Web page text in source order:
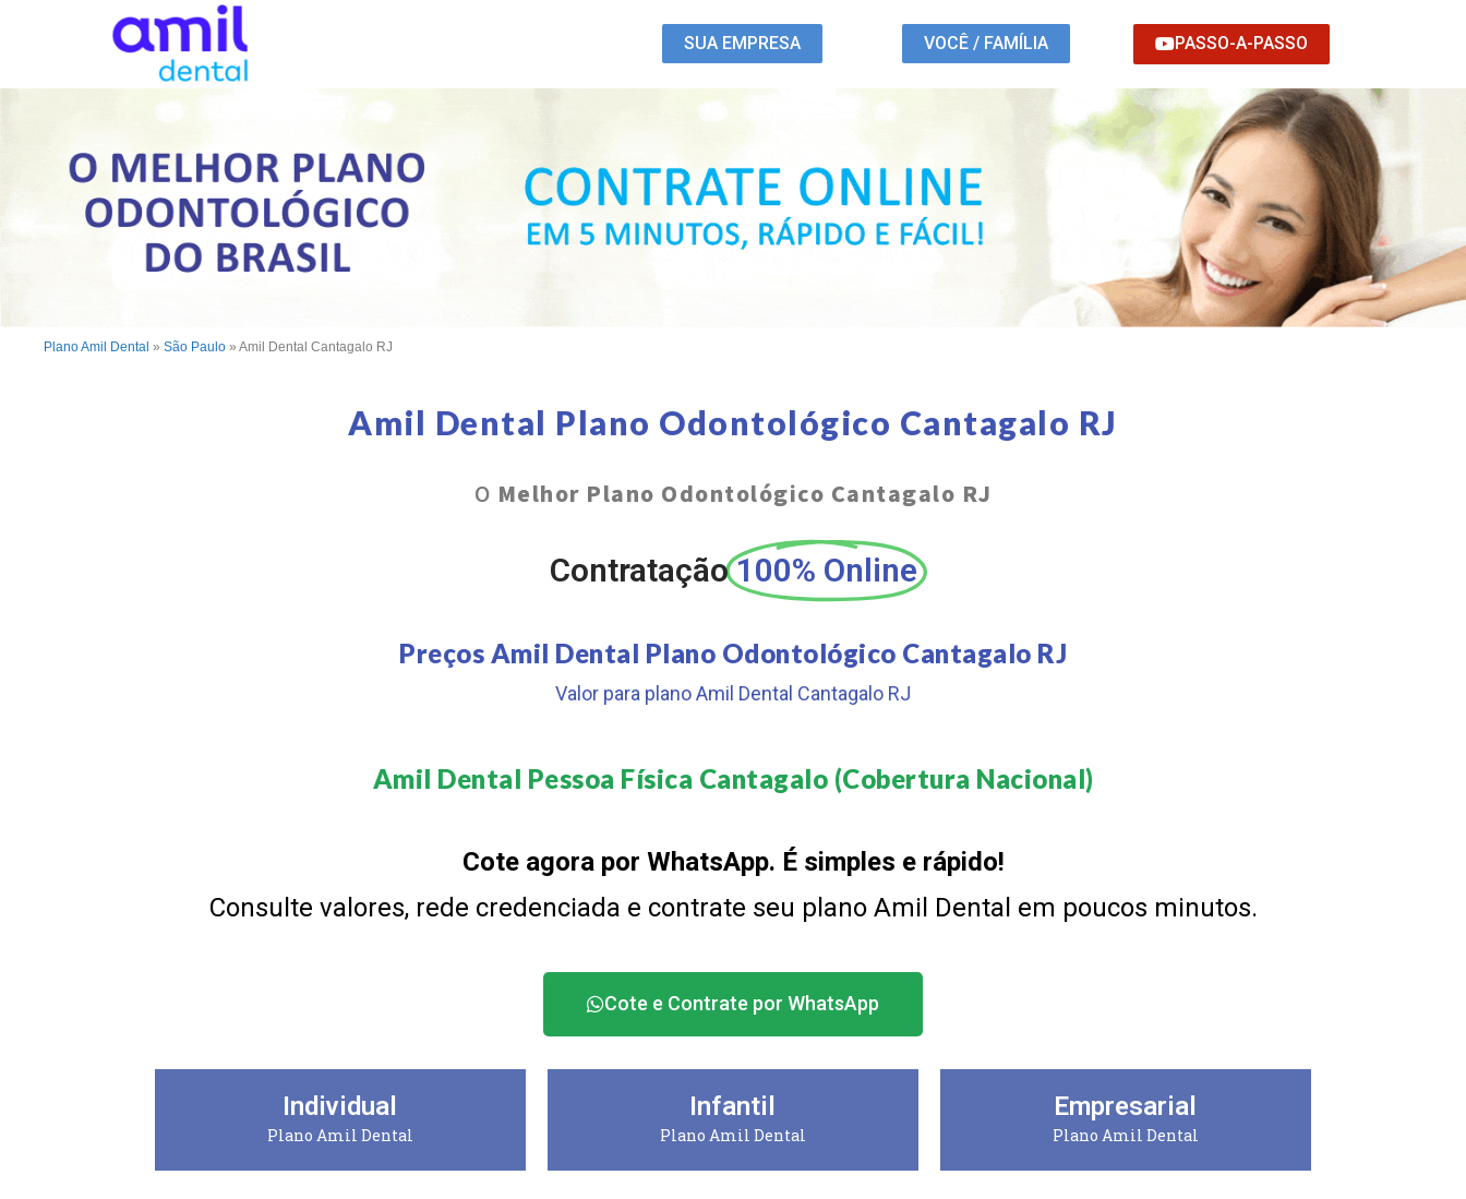
SUA EMPRESA VOCÊ / FAMÍLIA PASSO-A-PASSO
Plano Amil Dental » São Paulo » Amil Dental Cantagalo RJ
Amil Dental Plano Odontológico Cantagalo RJ
O Melhor Plano Odontológico Cantagalo RJ
Contratação 100% Online
Preços Amil Dental Plano Odontológico Cantagalo RJ
Valor para plano Amil Dental Cantagalo RJ
Amil Dental Pessoa Física Cantagalo (Cobertura Nacional)​
Cote agora por WhatsApp. É simples e rápido!
Consulte valores, rede credenciada e contrate seu plano Amil Dental em poucos minutos.
Cote e Contrate por WhatsApp
Individual
Plano Amil Dental
Infantil
Plano Amil Dental
Empresarial
Plano Amil Dental